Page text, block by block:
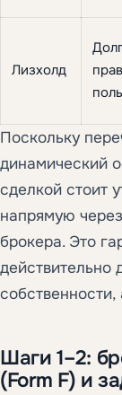
Лизхолд
Поскольку
динамический
сделкой стоит
напрямую
брокера. Это
действительно
Шаги 1–2:
(Form F) и